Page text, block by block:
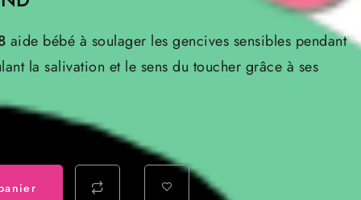
actuel
est :
aide bébé à soulager les gencives sensibles pendant
la salivation et le sens du toucher grâce à ses